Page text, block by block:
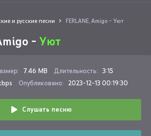
и русские песни FERLANE, Amigo - Уют
- Уют
7.46 MB Длительность: 3:15
Опубликовано: 2023-12-13 00:19:30
Слушать песню